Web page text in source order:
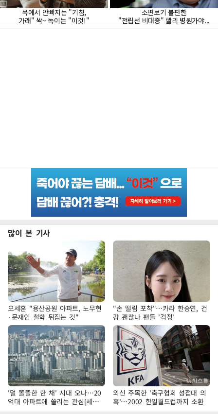
많이 본 기사
오세훈 "용산공원 아파트, 노무현
·문재인 철학 뒤집는 것"
"손 떨림 포착"…카라 한승연, 건
강 괜찮나 팬들 '걱정'
'덜 똘똘한 한 채' 시대 오나…20
억대 아파트에 쏠리는 관심[세제
개편, 그 이후②]
외신 주목한 '축구협회 성접대 의
혹'…2002 한일월드컵까지 소환